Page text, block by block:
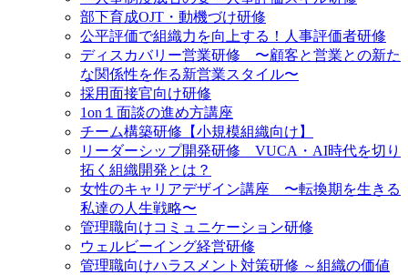
部下育成OJT・動機づけ研修
公平評価で組織力を向上する！人事評価者研修
ディスカバリー営業研修 〜顧客と営業との新た
な関係性を作る新営業スタイル〜
採用面接官向け研修
1on１面談の進め方講座
チーム構築研修【小規模組織向け】
リーダーシップ開発研修 VUCA・AI時代を切り
拓く組織開発とは？
女性のキャリアデザイン講座 〜転換期を生きる
私達の人生戦略〜
管理職向けコミュニケーション研修
ウェルビーイング経営研修
管理職向けハラスメント対策研修 ～組織の価値